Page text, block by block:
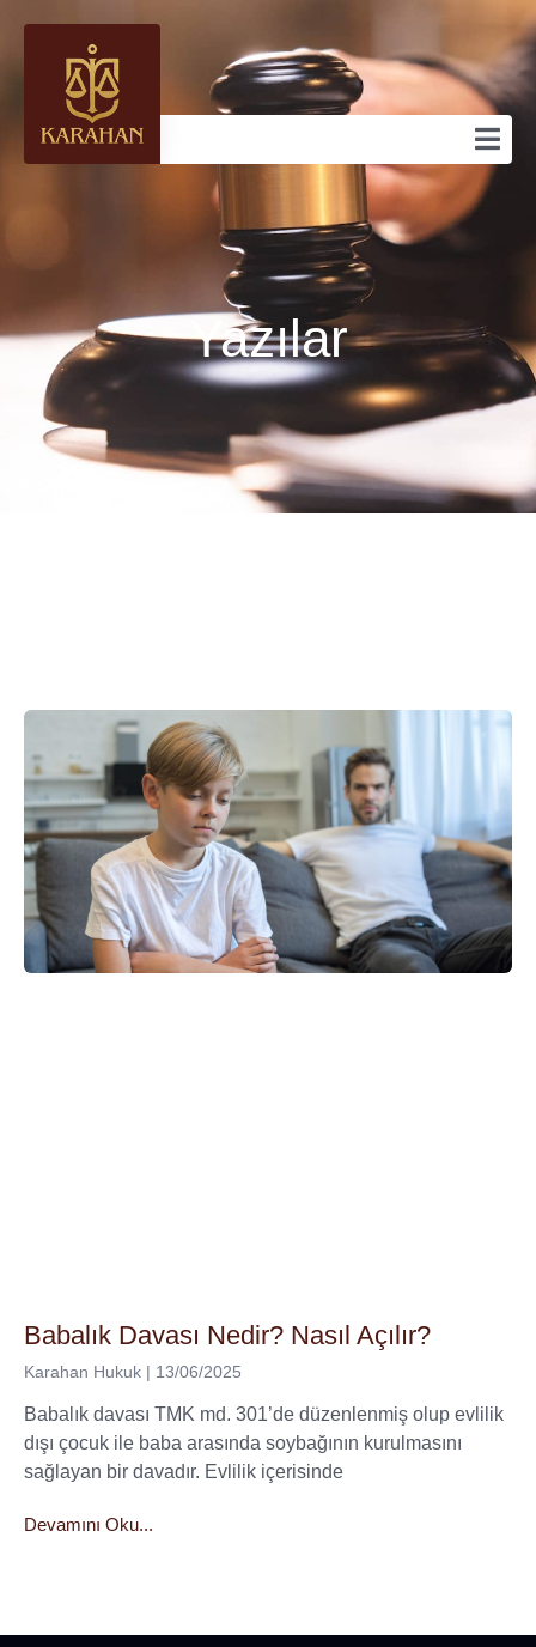
Yazılar
Babalık Davası Nedir? Nasıl Açılır?
Karahan Hukuk 13/06/2025
Babalık davası TMK md. 301’de düzenlenmiş olup evlilik
dışı çocuk ile baba arasında soybağının kurulmasını
sağlayan bir davadır. Evlilik içerisinde
Devamını Oku...